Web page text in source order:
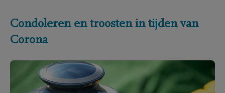
Condoleren en troosten in tijden van
Corona